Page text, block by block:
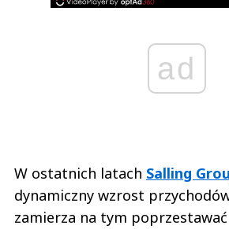
ad
W ostatnich latach Salling
dynamiczny wzrost
zamierza na tym